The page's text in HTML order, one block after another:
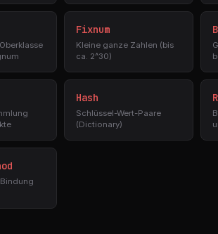
Fixnum
Kleine ganze Zahlen (bis
ca. 2^30)
Hash
Schlüssel-Wert-Paare
(Dictionary)